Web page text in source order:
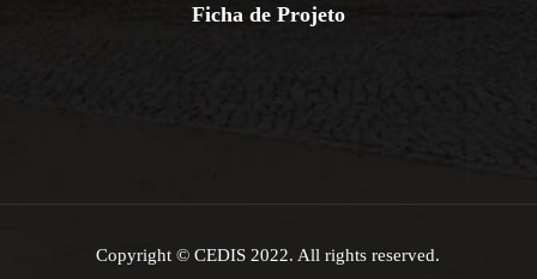
Ficha de Projeto
Copyright © CEDIS 2022. All rights reserved.